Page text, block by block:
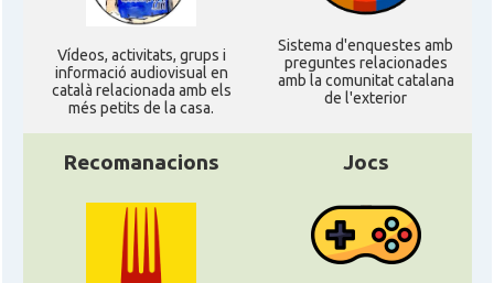
Ví­deos, activitats, grups i
informació audiovisual en
català relacionada amb els
més petits de la casa.
Sistema d'enquestes amb
preguntes relacionades
amb la comunitat catalana
de l'exterior
Recomanacions Jocs